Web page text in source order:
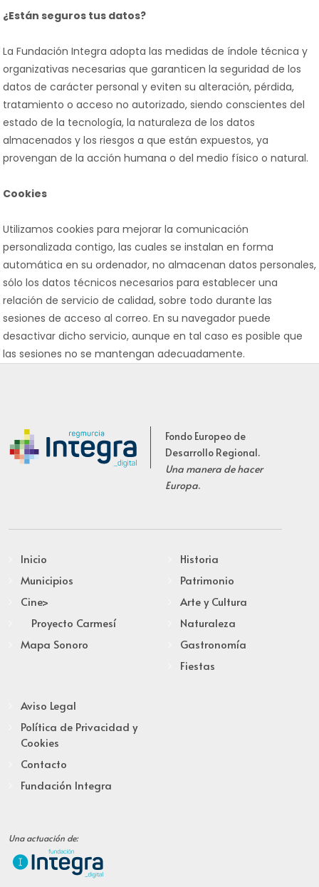
¿Están seguros tus datos?
La Fundación Integra adopta las medidas de índole técnica y
organizativas necesarias que garanticen la seguridad de los
datos de carácter personal y eviten su alteración, pérdida,
tratamiento o acceso no autorizado, siendo conscientes del
estado de la tecnología, la naturaleza de los datos
almacenados y los riesgos a que están expuestos, ya
provengan de la acción humana o del medio físico o natural.
Cookies
Utilizamos cookies para mejorar la comunicación
personalizada contigo, las cuales se instalan en forma
automática en su ordenador, no almacenan datos personales,
sólo los datos técnicos necesarios para establecer una
relación de servicio de calidad, sobre todo durante las
sesiones de acceso al correo. En su navegador puede
desactivar dicho servicio, aunque en tal caso es posible que
las sesiones no se mantengan adecuadamente.
Fondo Europeo de
Desarrollo Regional.
Una manera de hacer
Europa.
Inicio
Municipios
Cine>
Proyecto Carmesí
Mapa Sonoro
Historia
Patrimonio
Arte y Cultura
Naturaleza
Gastronomía
Fiestas
Aviso Legal
Política de Privacidad y
Cookies
Contacto
Fundación Integra
Una actuación de: